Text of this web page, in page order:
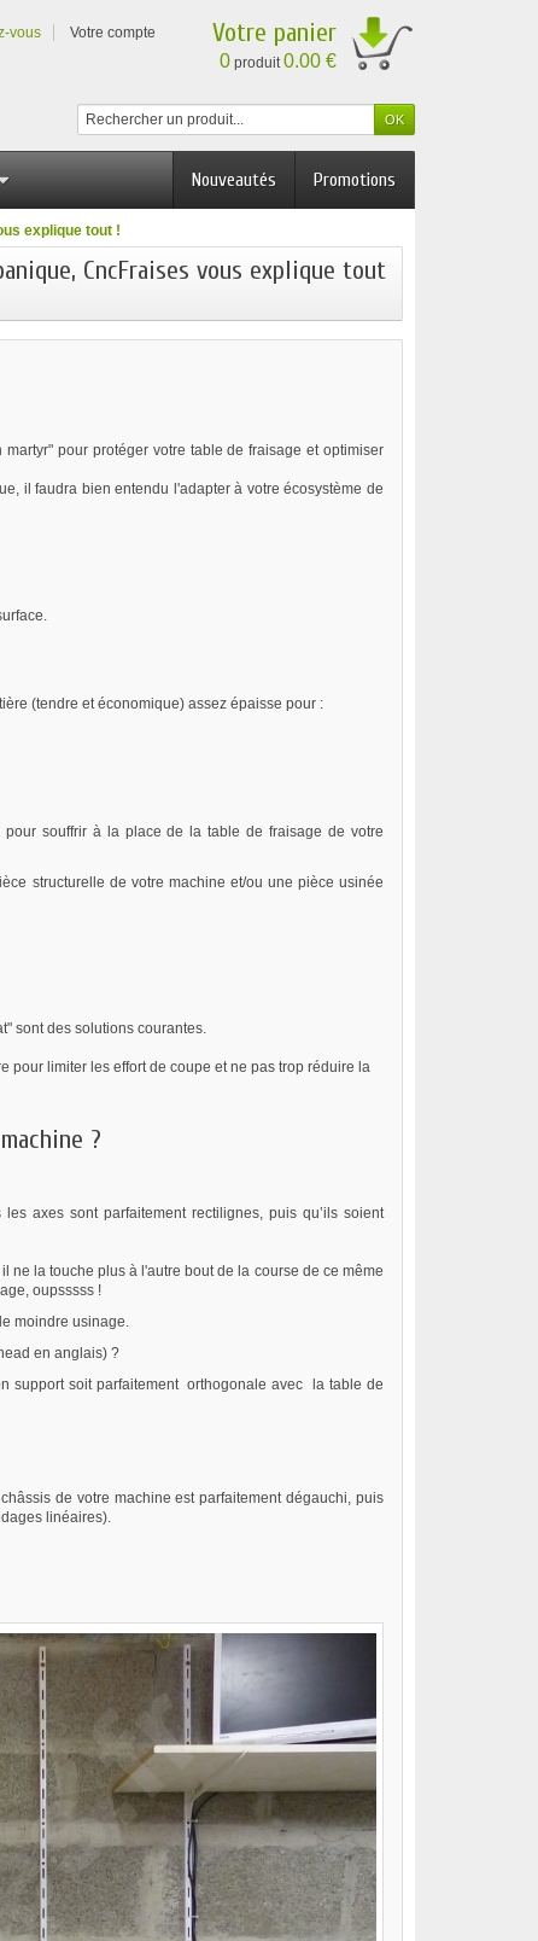
vous Votre compte Votre panier
0 produit0.00 €
Promotions
Nouveautés
explique tout !
CncFraises vous explique tout
pour protéger votre table de fraisage et optimiser
il faudra bien entendu l'adapter à votre écosystème de
(tendre et économique) assez épaisse pour :
souffrir à la place de la table de fraisage de votre
structurelle de votre machine et/ou une pièce usinée
sont des solutions courantes.
pour limiter les effort de coupe et ne pas trop réduire la
?
axes sont parfaitement rectilignes, puis qu’ils soient
la touche plus à l'autre bout de la course de ce même
oupsssss !
moindre usinage.
en anglais) ?
support soit parfaitement orthogonale avec la table de
de votre machine est parfaitement dégauchi, puis
linéaires).